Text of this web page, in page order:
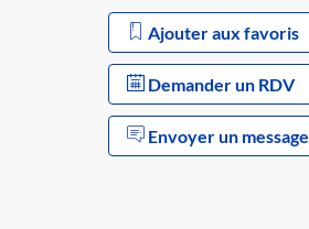
Ajouter aux favoris
Demander un RDV
Envoyer un message